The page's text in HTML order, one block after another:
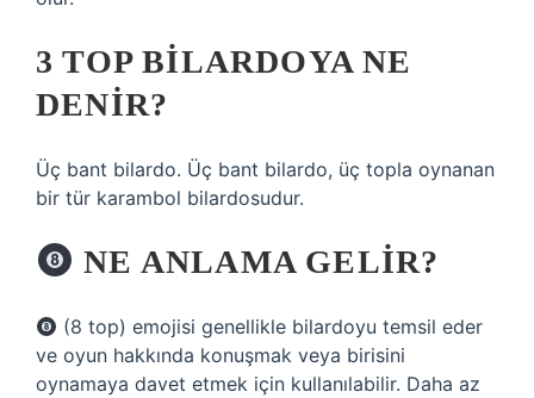
3 TOP BILARDOYA NE
DENIR?
Üç bant bilardo. Üç bant bilardo, üç topla oynanan
bir tür karambol bilardosudur.
NE ANLAMA GELIR?
(8 top) emojisi genellikle bilardoyu temsil eder
ve oyun hakkında konuşmak veya birisini
oynamaya davet etmek için kullanılabilir. Daha az